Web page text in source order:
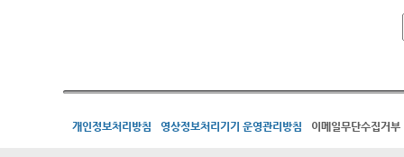
개인정보처리방침 영상정보처리기기 운영관리방침 이메일무단수집거부